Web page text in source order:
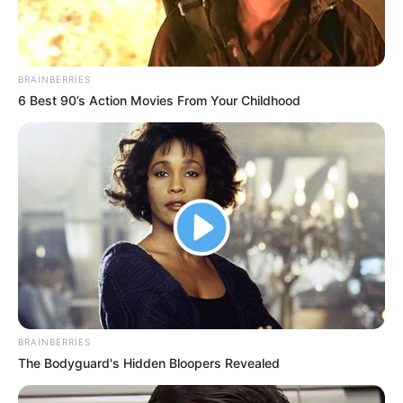
18:29 / 05 Avqust 2026 CƏMİYYƏT
Sərnişinin əlavə 1 manat 20 qəpik xərcini
metropoliten ödəyəcək? -VİDEO
0 0
BRAINBERRIES
6 Best 90’s Action Movies From Your Childhood
BRAINBERRIES
The Bodyguard's Hidden Bloopers Revealed